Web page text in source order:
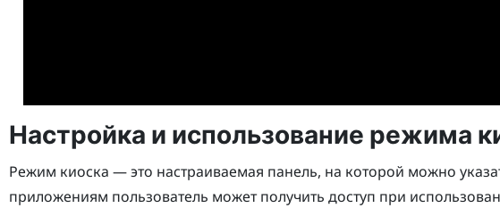
Настройка и использование режима
Режим киоска — это настраиваемая панель, на которой можно
приложениям пользователь может получить доступ при